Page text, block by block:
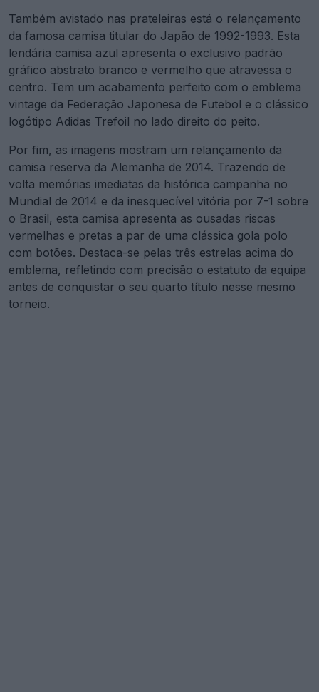
Também avistado nas prateleiras está o relançamento
da famosa camisa titular do Japão de 1992-1993. Esta
lendária camisa azul apresenta o exclusivo padrão
gráfico abstrato branco e vermelho que atravessa o
centro. Tem um acabamento perfeito com o emblema
vintage da Federação Japonesa de Futebol e o clássico
logótipo Adidas Trefoil no lado direito do peito.
Por fim, as imagens mostram um relançamento da
camisa reserva da Alemanha de 2014. Trazendo de
volta memórias imediatas da histórica campanha no
Mundial de 2014 e da inesquecível vitória por 7-1 sobre
o Brasil, esta camisa apresenta as ousadas riscas
vermelhas e pretas a par de uma clássica gola polo
com botões. Destaca-se pelas três estrelas acima do
emblema, refletindo com precisão o estatuto da equipa
antes de conquistar o seu quarto título nesse mesmo
torneio.